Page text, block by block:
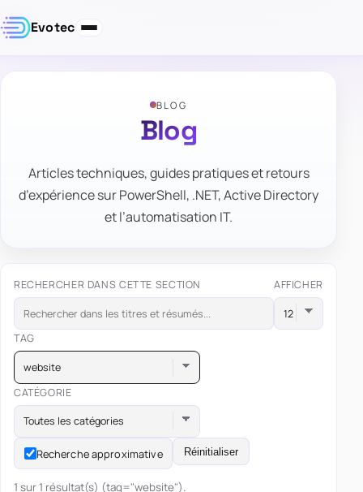
Evotec
BLOG
Blog
Articles techniques, guides pratiques et retours
d’expérience sur PowerShell, .NET, Active Directory
et l’automatisation IT.
RECHERCHER DANS CETTE SECTION AFFICHER
TAG
website
CATÉGORIE
Toutes les catégories
Recherche approximative Réinitialiser
1 sur 1 résultat(s) (tag="website").